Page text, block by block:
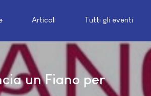
Articoli Tutti gli eventi
un Fiano per